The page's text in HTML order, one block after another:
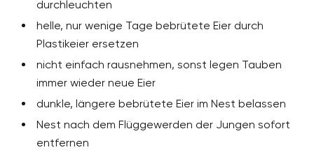
durchleuchten
helle, nur wenige Tage bebrütete Eier durch
Plastikeier ersetzen
nicht einfach rausnehmen, sonst legen Tauben
immer wieder neue Eier
dunkle, längere bebrütete Eier im Nest belassen
Nest nach dem Flüggewerden der Jungen sofort
entfernen